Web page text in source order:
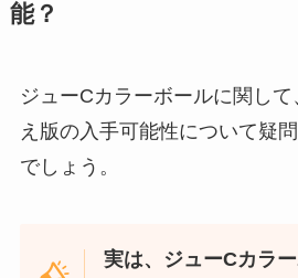
える？伊勢
クノール贅
能？
ジューCカラーボールに関し
え版の入手可能性について疑
でしょう。
実は、ジューCカラ